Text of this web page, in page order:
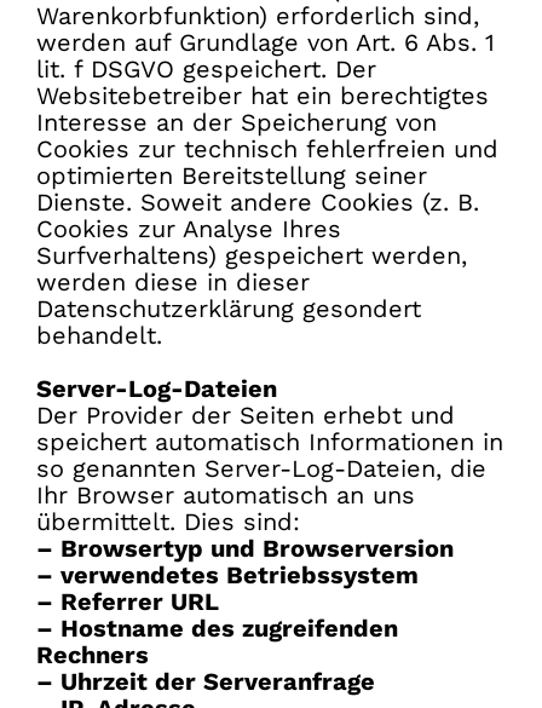
Warenkorbfunktion) erforderlich sind,
werden auf Grundlage von Art. 6 Abs. 1
lit. f DSGVO gespeichert. Der
Websitebetreiber hat ein berechtigtes
Interesse an der Speicherung von
Cookies zur technisch fehlerfreien und
optimierten Bereitstellung seiner
Dienste. Soweit andere Cookies (z. B.
Cookies zur Analyse Ihres
Surfverhaltens) gespeichert werden,
werden diese in dieser
Datenschutzerklärung gesondert
behandelt.
Server-Log-Dateien
Der Provider der Seiten erhebt und
speichert automatisch Informationen in
so genannten Server-Log-Dateien, die
Ihr Browser automatisch an uns
übermittelt. Dies sind:
– Browsertyp und Browserversion
– verwendetes Betriebssystem
– Referrer URL
– Hostname des zugreifenden
Rechners
– Uhrzeit der Serveranfrage